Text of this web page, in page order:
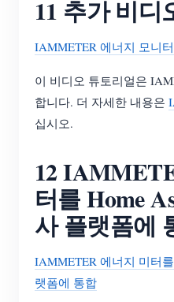
11 추가 비디
IAMMETER 에너지 모니
이 비디오 튜토리얼은
합니다. 더 자세한 내용은
십시오.
12
터를 Home
사 플랫폼에
IAMMETER 에너지 미터
랫폼에 통합